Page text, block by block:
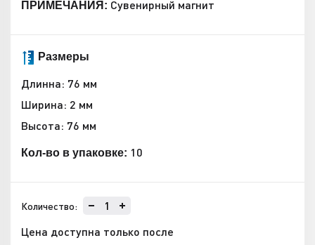
ПРИМЕЧАНИЯ: Сувенирный магнит
Размеры
Длинна: 76 мм
Ширина: 2 мм
Высота: 76 мм
Кол-во в упаковке: 10
Количество:
Цена доступна только после